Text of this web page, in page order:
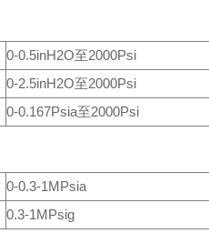
0-0.5inH2O至2000Psi
0-2.5inH2O至2000Psi
0-0.167Psia至2000Psi
0-0.3-1MPsia
0.3-1MPsig